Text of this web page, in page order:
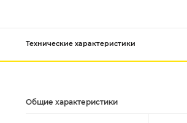
Технические характеристики
Общие характеристики